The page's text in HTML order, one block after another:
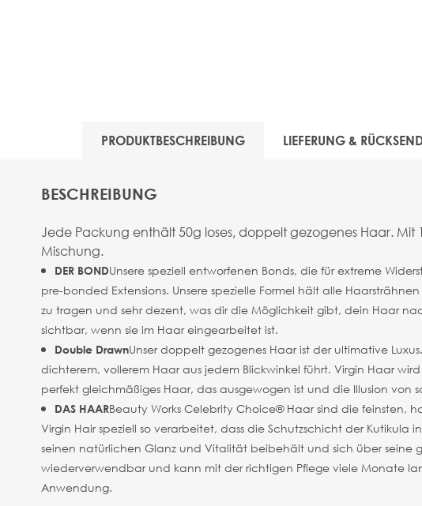
PRODUKTBESCHREIBUNG LIEFERUNG &
BESCHREIBUNG
Jede Packung enthält 50g loses, doppelt gezogenes Haar.
Mischung.
DER BONDUnsere speziell entworfenen Bonds, die für extreme
pre-bonded Extensions. Unsere spezielle Formel hält alle
zu tragen und sehr dezent, was dir die Möglichkeit gibt, dein Haar
sichtbar, wenn sie im Haar eingearbeitet ist.
Double DrawnUnser doppelt gezogenes Haar ist der ultimative
dichterem, vollerem Haar aus jedem Blickwinkel führt. Virgin Haar
perfekt gleichmäßiges Haar, das ausgewogen ist und die Illusion von
DAS HAARBeauty Works Celebrity Choice® Haar sind die feinsten,
Virgin Hair speziell so verarbeitet, dass die Schutzschicht der
seinen natürlichen Glanz und Vitalität beibehält und sich über seine
wiederverwendbar und kann mit der richtigen Pflege viele Monate
Anwendung.